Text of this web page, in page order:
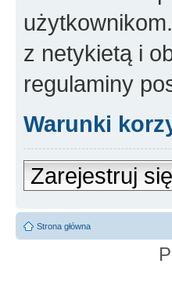
z netykietą i
regulaminy
Warunki
Zarejestruj się
Strona główna